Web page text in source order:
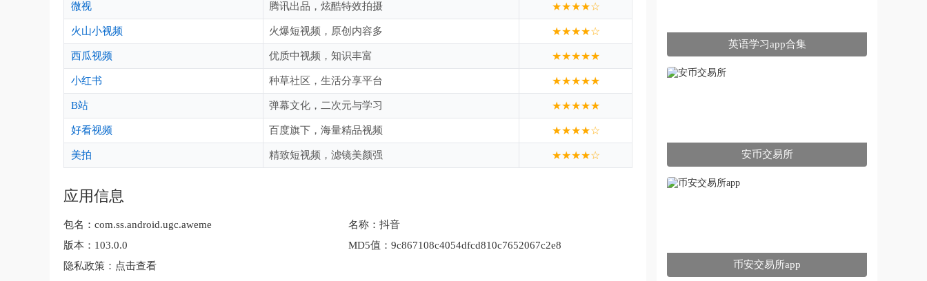
微视 腾讯出品，炫酷特效拍摄 ★★★★☆
火山小视频 火爆短视频，原创内容多 ★★★★☆
西瓜视频 优质中视频，知识丰富 ★★★★★
小红书 种草社区，生活分享平台 ★★★★★
B站 弹幕文化，二次元与学习 ★★★★★
好看视频 百度旗下，海量精品视频 ★★★★☆
美拍 精致短视频，滤镜美颜强 ★★★★☆
应用信息
包名： com.ss.android.ugc.aweme 名称： 抖音
版本： 103.0.0 MD5值： 9c867108c4054dfcd810c7652067c2e8
隐私政策： 点击查看
英语学习app合集
安币交易所
币安交易所app